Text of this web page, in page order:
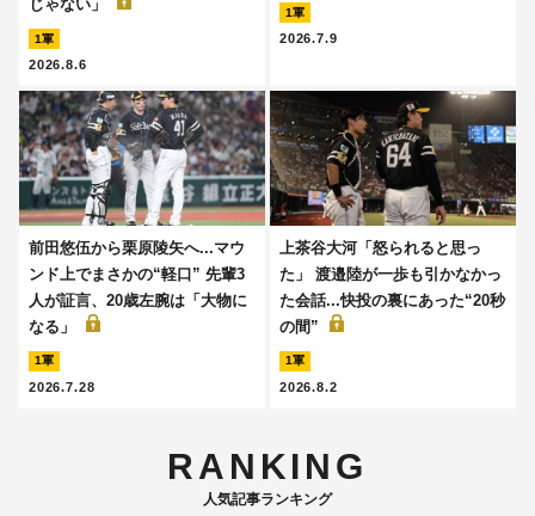
じゃない」
1軍
2026.8.6
1軍
2026.7.9
前田悠伍から栗原陵矢へ...マウ
ンド上でまさかの“軽口” 先輩3
人が証言、20歳左腕は「大物に
なる」
1軍
2026.7.28
上茶谷大河「怒られると思っ
た」 渡邉陸が一歩も引かなかっ
た会話...快投の裏にあった“20秒
の間”
1軍
2026.8.2
RANKING
人気記事ランキング